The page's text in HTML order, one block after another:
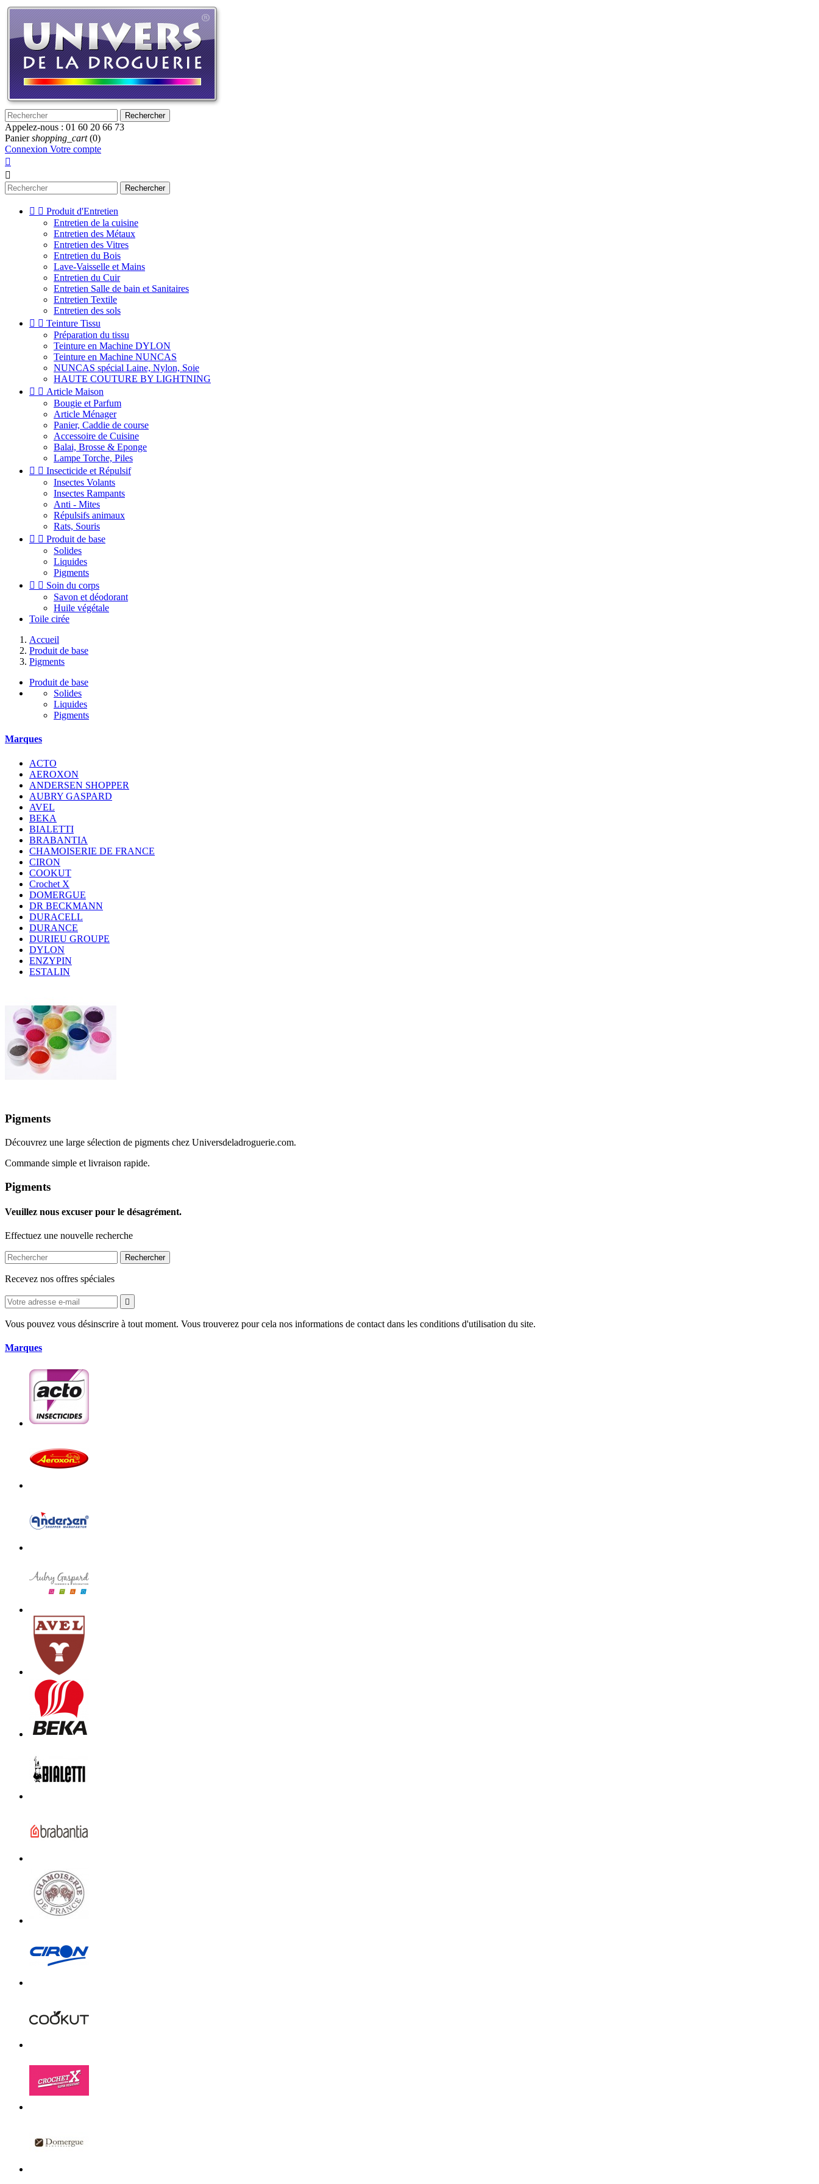
Rechercher
Appelez-nous : 01 60 20 66 73
Panier shopping_cart (0)
Connexion Votre compte


Rechercher
  Produit d'Entretien
Entretien de la cuisine
Entretien des Métaux
Entretien des Vitres
Entretien du Bois
Lave-Vaisselle et Mains
Entretien du Cuir
Entretien Salle de bain et Sanitaires
Entretien Textile
Entretien des sols
  Teinture Tissu
Préparation du tissu
Teinture en Machine DYLON
Teinture en Machine NUNCAS
NUNCAS spécial Laine, Nylon, Soie
HAUTE COUTURE BY LIGHTNING
  Article Maison
Bougie et Parfum
Article Ménager
Panier, Caddie de course
Accessoire de Cuisine
Balai, Brosse & Eponge
Lampe Torche, Piles
  Insecticide et Répulsif
Insectes Volants
Insectes Rampants
Anti - Mites
Répulsifs animaux
Rats, Souris
  Produit de base
Solides
Liquides
Pigments
  Soin du corps
Savon et déodorant
Huile végétale
Toile cirée
Accueil
Produit de base
Pigments
Produit de base
Solides
Liquides
Pigments
Marques
ACTO
AEROXON
ANDERSEN SHOPPER
AUBRY GASPARD
AVEL
BEKA
BIALETTI
BRABANTIA
CHAMOISERIE DE FRANCE
CIRON
COOKUT
Crochet X
DOMERGUE
DR BECKMANN
DURACELL
DURANCE
DURIEU GROUPE
DYLON
ENZYPIN
ESTALIN
Pigments
Découvrez une large sélection de pigments chez Universdeladroguerie.com.
Commande simple et livraison rapide.
Pigments
Veuillez nous excuser pour le désagrément.
Effectuez une nouvelle recherche
Rechercher
Recevez nos offres spéciales

Vous pouvez vous désinscrire à tout moment. Vous trouverez pour cela nos informations de contact dans les conditions d'utilisation du site.
Marques